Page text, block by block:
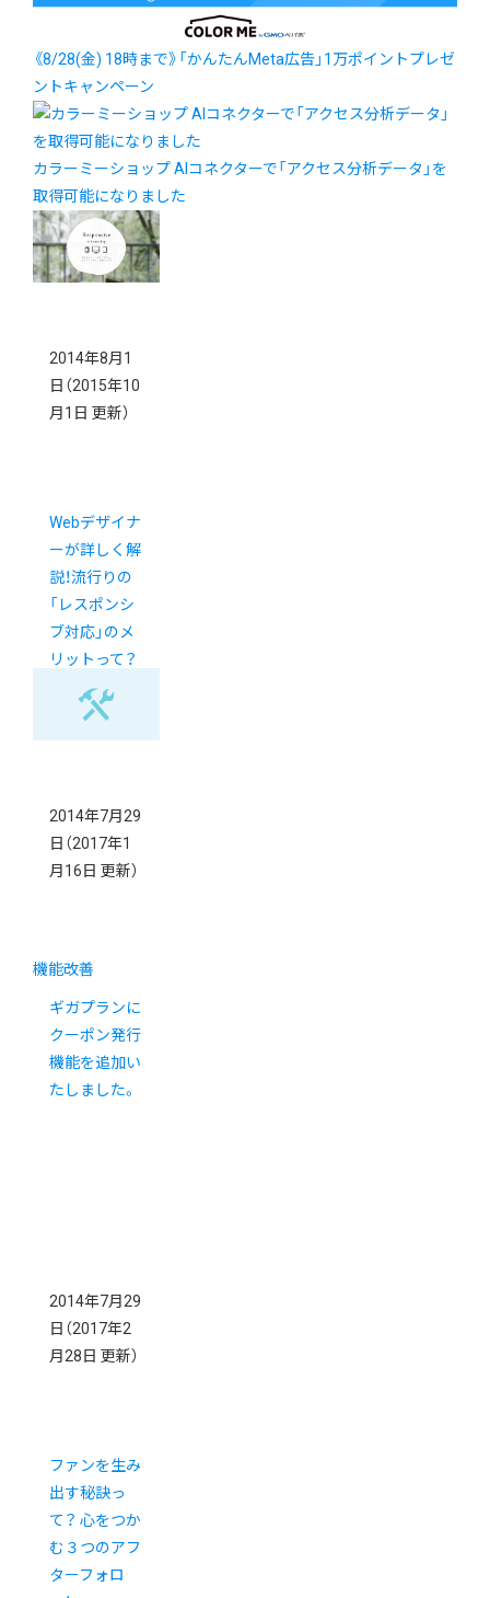
《8/28(金) 18時まで》「かんたんMeta広告」1万ポイントプレゼ
ントキャンペーン
カラーミーショップ AIコネクターで「アクセス分析データ」を
取得可能になりました
2014年8月1
日 （2015年10
月1日 更新）
Webデザイナ
ーが詳しく解
説！流行りの
「レスポンシ
ブ対応」のメ
リットって？
2014年7月29
日 （2017年1
月16日 更新）
機能改善
ギガプランに
クーポン発行
機能を追加い
たしました。
2014年7月29
日 （2017年2
月28日 更新）
ファンを生み
出す秘訣っ
て？ 心をつか
む３つのアフ
ターフォロ